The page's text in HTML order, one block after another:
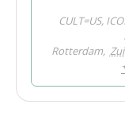
CULT=US,
Rotterdam,